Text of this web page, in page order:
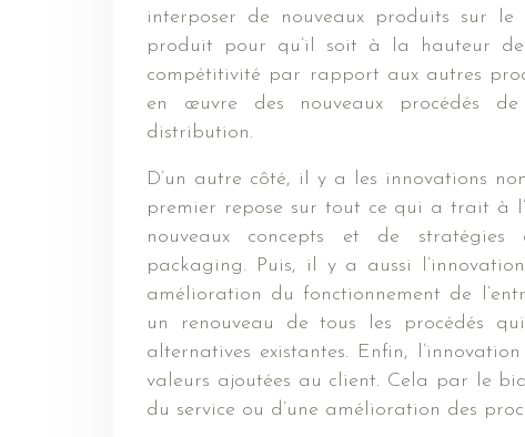
interposer de nouveaux produits sur
produit pour qu’il soit à la hauteur
compétitivité par rapport aux autres
en œuvre des nouveaux procédés
distribution.
D’un autre côté, il y a les innovations
premier repose sur tout ce qui a trait à
nouveaux concepts et de
packaging. Puis, il y a aussi
amélioration du fonctionnement de
un renouveau de tous les procédés
alternatives existantes. Enfin,
valeurs ajoutées au client. Cela par le
du service ou d’une amélioration des